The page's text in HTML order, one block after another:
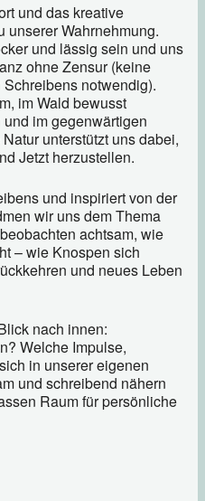
und das kreative
unserer Wahrnehmung.
und lässig sein und uns
ohne Zensur (keine
notwendig).
im Wald bewusst
im gegenwärtigen
unterstützt uns dabei,
Jetzt herzustellen.
und inspiriert von der
wir uns dem Thema
achtsam, wie
– wie Knospen sich
und neues Leben
nach innen:
Welche Impulse,
in unserer eigenen
und schreibend nähern
Raum für persönliche